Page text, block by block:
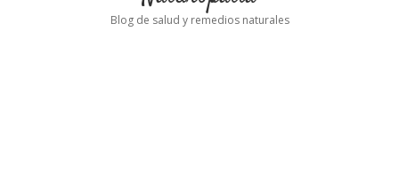
Blog de salud y remedios naturales